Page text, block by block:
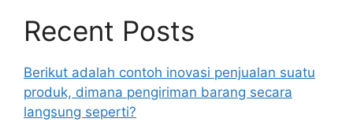
Recent Posts
Berikut adalah contoh inovasi penjualan suatu
produk, dimana pengiriman barang secara
langsung seperti?